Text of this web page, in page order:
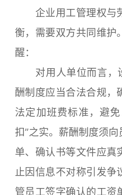
企业用工管理权与
衡，需要双方共同维护
醒：
对用人单位而言，
酬制度应当合法合规，
法定加班费标准，避
扣”之实。薪酬制度须
单、确认书等文件应真
止因信息不对称引发争
管员工签字确认的工资